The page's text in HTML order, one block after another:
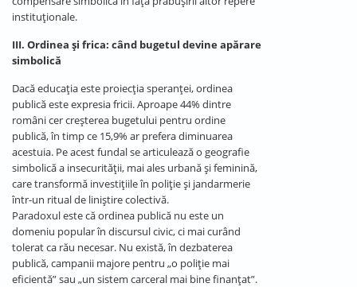
instituționale.
III. Ordinea și frica: când bugetul devine apărare
simbolică
Dacă educația este proiecția speranței, ordinea
publică este expresia fricii. Aproape 44% dintre
români cer creșterea bugetului pentru ordine
publică, în timp ce 15,9% ar prefera diminuarea
acestuia. Pe acest fundal se articulează o geografie
simbolică a insecurității, mai ales urbană și feminină,
care transformă investițiile în poliție și jandarmerie
într-un ritual de liniștire colectivă.
Paradoxul este că ordinea publică nu este un
domeniu popular în discursul civic, ci mai curând
tolerat ca rău necesar. Nu există, în dezbaterea
publică, campanii majore pentru „o poliție mai
eficientă” sau „un sistem carceral mai bine finanțat”.